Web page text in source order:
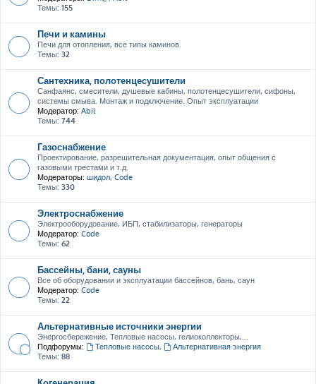
Темы: 155
Печи и камины
Печи для отопления, все типы каминов.
Темы: 32
Сантехника, полотенцесушители
Санфаянс, смесители, душевые кабины, полотенцесушители, сифоны,
системы смыва. Монтаж и подключение. Опыт эксплуатации
Модератор: Abil
Темы: 744
Газоснабжение
Проектирование, разрешительная документация, опыт общения с
газовыми трестами и т.д.
Модераторы: шидол, Code
Темы: 330
Электроснабжение
Электрооборудование, ИБП, стабилизаторы, генераторы
Модератор: Code
Темы: 62
Бассейны, бани, сауны
Все об оборудовании и эксплуатации бассейнов, бань, саун
Модератор: Code
Темы: 22
Альтернативные источники энергии
Энергосбережение, Тепловые насосы, гелиоколлекторы,...
Подфорумы:
Тепловые насосы,
Альтернативная энергия
Темы: 88